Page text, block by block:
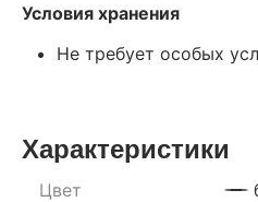
Условия хранения
Не требует особых
Характеристики
Цвет